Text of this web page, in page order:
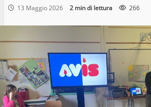
13 Maggio 2026 2 min di lettura 266